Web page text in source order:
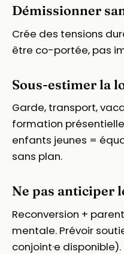
Démissionner
Crée des tensions
être co-portée, pas
Sous-estimer la
Garde, transport,
formation
enfants jeunes =
sans plan.
Ne pas anticiper
Reconversion +
mentale. Prévoir
conjoint·e disponible).